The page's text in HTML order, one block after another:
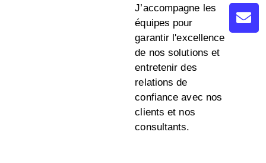
J’accompagne les
équipes pour
garantir l'excellence
de nos solutions et
entretenir des
relations de
confiance avec nos
clients et nos
consultants.